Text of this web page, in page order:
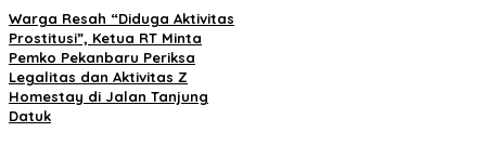
Warga Resah “Diduga Aktivitas
Prostitusi”, Ketua RT Minta
Pemko Pekanbaru Periksa
Legalitas dan Aktivitas Z
Homestay di Jalan Tanjung
Datuk